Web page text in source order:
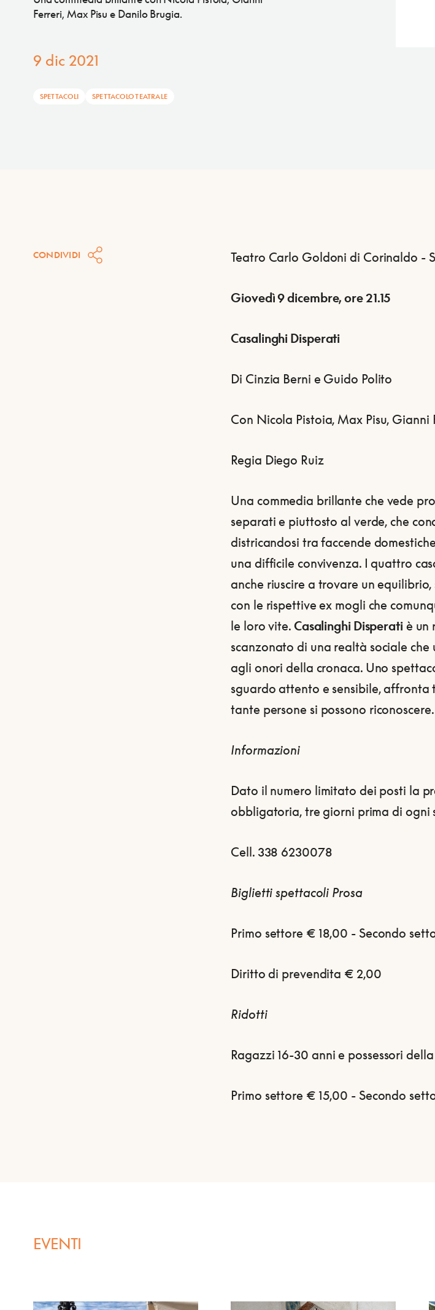
Ferreri, Max Pisu e Danilo Brugia.
9 dic 2021
SPETTACOLI SPETTACOLO TEATRALE
Teatro Carlo Goldoni di Corinaldo -
Giovedì 9 dicembre, ore 21.15
Casalinghi Disperati
Di Cinzia Berni e Guido Polito
Con Nicola Pistoia, Max Pisu, Gianni
Regia Diego Ruiz
Una commedia brillante che vede
separati e piuttosto al verde, che
districandosi tra faccende
una difficile convivenza. I quattro
anche riuscire a trovare un
con le rispettive ex mogli che
le loro vite. Casalinghi Disperatiè un
scanzonato di una realtà sociale
agli onori della cronaca. Uno
sguardo attento e sensibile, affronta
tante persone si possono riconoscere.
Informazioni
Dato il numero limitato dei posti la
obbligatoria, tre giorni prima di ogni
Cell. 338 6230078
Biglietti spettacoli Prosa
Primo settore € 18,00 - Secondo
Diritto di prevendita € 2,00
Ridotti
Ragazzi 16-30 anni e possessori
Primo settore € 15,00 - Secondo
CONDIVIDI
EVENTI